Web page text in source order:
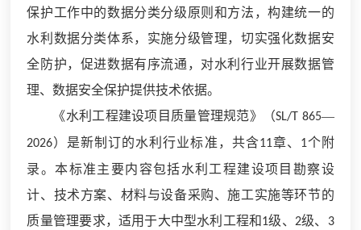
保护工作中的数据分类分级原则和方法，构建统一的
水利数据分类体系，实施分级管理，切实强化数据安
全防护，促进数据有序流通，对水利行业开展数据管
理、数据安全保护提供技术依据。
《水利工程建设项目质量管理规范》（SL/T 865—
2026）是新制订的水利行业标准，共含11章、 1个附
录。本标准主要内容包括水利工程建设项目勘察设
计、技术方案、材料与设备采购、施工实施等环节的
质量管理要求，适用于大中型水利工程和1级、 2级、 3